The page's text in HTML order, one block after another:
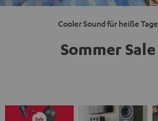
Cooler Sound für heiße Tage
Sommer Sale